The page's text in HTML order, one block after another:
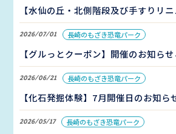
【水仙の丘・北側階段及び手すりリ
2026/07/01 長崎のもざき恐竜パーク
【グルっとクーポン】開催のお知ら
2026/06/21 長崎のもざき恐竜パーク
【化石発掘体験】7月開催日のお知ら
2026/05/17 長崎のもざき恐竜パーク